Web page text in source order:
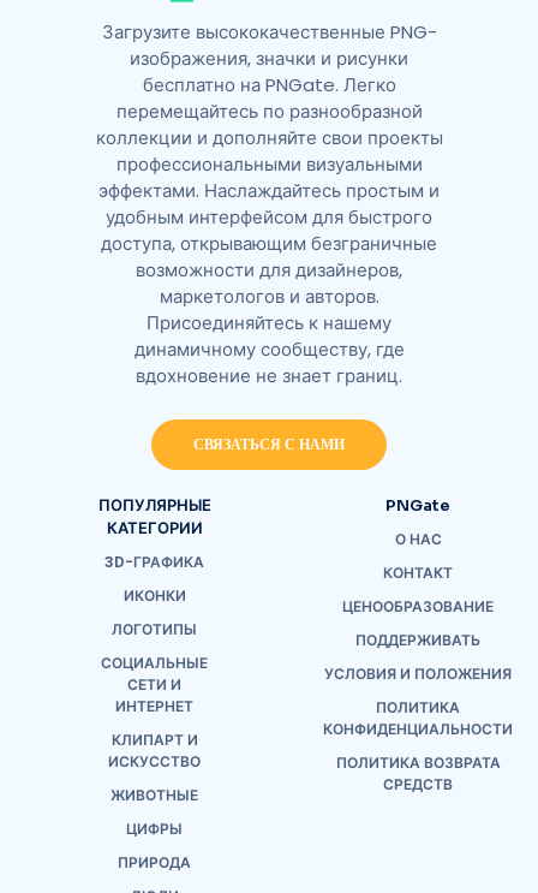
Загрузите высококачественные PNG-
изображения, значки и рисунки
бесплатно на PNGate. Легко
перемещайтесь по разнообразной
коллекции и дополняйте свои проекты
профессиональными визуальными
эффектами. Наслаждайтесь простым и
удобным интерфейсом для быстрого
доступа, открывающим безграничные
возможности для дизайнеров,
маркетологов и авторов.
Присоединяйтесь к нашему
динамичному сообществу, где
вдохновение не знает границ.
СВЯЗАТЬСЯ С НАМИ
ПОПУЛЯРНЫЕ
КАТЕГОРИИ
3D-ГРАФИКА
ИКОНКИ
ЛОГОТИПЫ
СОЦИАЛЬНЫЕ
СЕТИ И
ИНТЕРНЕТ
КЛИПАРТ И
ИСКУССТВО
ЖИВОТНЫЕ
ЦИФРЫ
ПРИРОДА
PNGate
О НАС
КОНТАКТ
ЦЕНООБРАЗОВАНИЕ
ПОДДЕРЖИВАТЬ
УСЛОВИЯ И ПОЛОЖЕНИЯ
ПОЛИТИКА
КОНФИДЕНЦИАЛЬНОСТИ
ПОЛИТИКА ВОЗВРАТА
СРЕДСТВ